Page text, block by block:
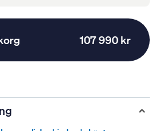
107 990 kr